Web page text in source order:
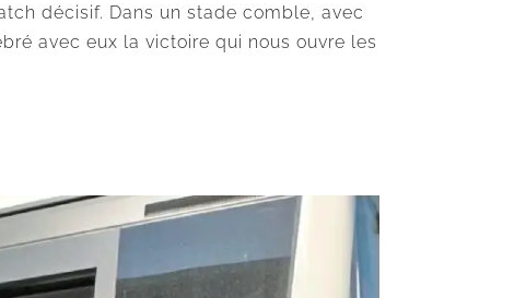
décisif. Dans un stade comble, avec
avec eux la victoire qui nous ouvre les